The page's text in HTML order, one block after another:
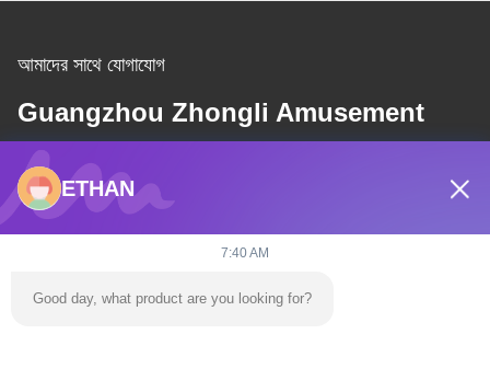
আমাদের সাথে যোগাযোগ
Guangzhou Zhongli Amusement
Equipment Group Co., Ltd.
ই-মেইল
dannie@zhongliyoule.com
ETHAN
7:40 AM
Good day, what product are you looking for?